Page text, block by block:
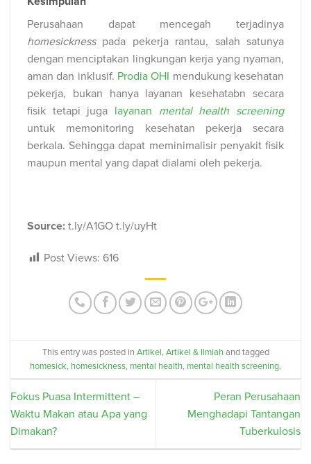
Perusahaan dapat mencegah terjadinya
homesicknesspada pekerja rantau, salah satunya
dengan menciptakan lingkungan kerja yang nyaman,
aman dan inklusif. Prodia OHI mendukung kesehatan
pekerja, bukan hanya layanan kesehatabn secara
fisik tetapi juga layanan mental health screening
untuk memonitoring kesehatan pekerja secara
berkala. Sehingga dapat meminimalisir penyakit fisik
maupun mental yang dapat dialami oleh pekerja.
Source: t.ly/A1GO t.ly/uyHt
Post Views: 616
This entry was posted in Artikel, Artikel & Ilmiah and tagged
homesick, homesickness, mental health, mental health screening.
Fokus Puasa Intermittent –
Waktu Makan atau Apa yang
Dimakan?
Peran Perusahaan
Menghadapi Tantangan
Tuberkulosis